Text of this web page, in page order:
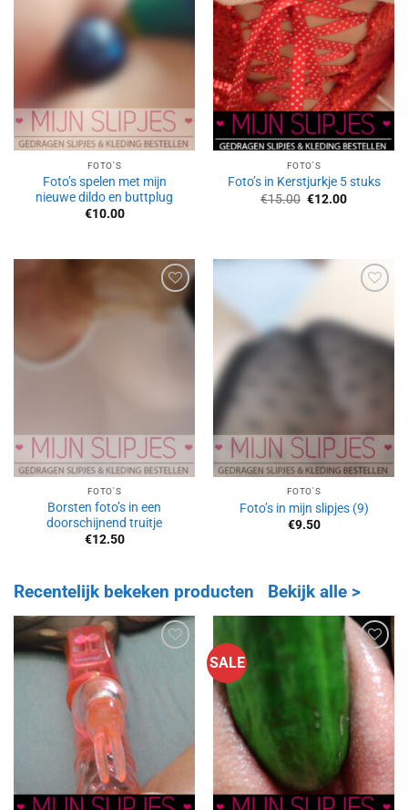
toevoegen
FOTO'S
Foto’s spelen met mijn
nieuwe dildo en buttplug
€10.00
toevoegen
FOTO'S
Foto’s in Kerstjurkje 5 stuks
€15.00 Oorspronkelijke
€12.00Huidige
verlanglijst
FOTO'S
Borsten foto’s in een
doorschijnend truitje
€12.50
verlanglijst
toevoegen
FOTO'S
Foto’s in mijn slipjes (9)
€9.50
Recentelijk bekeken producten Bekijk alle >
SALE
Aan
verlanglijst
toevoegen